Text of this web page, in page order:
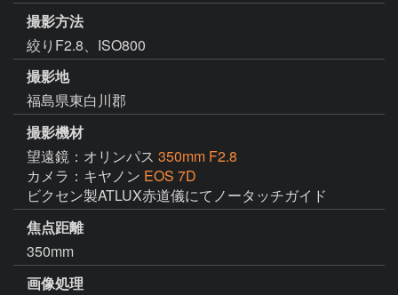
撮影方法
絞りF2.8、ISO800
撮影地
福島県東白川郡
撮影機材
望遠鏡：オリンパス 350mm F2.8
カメラ：キヤノン EOS 7D
ビクセン製ATLUX赤道儀にてノータッチガイド
焦点距離
350mm
画像処理